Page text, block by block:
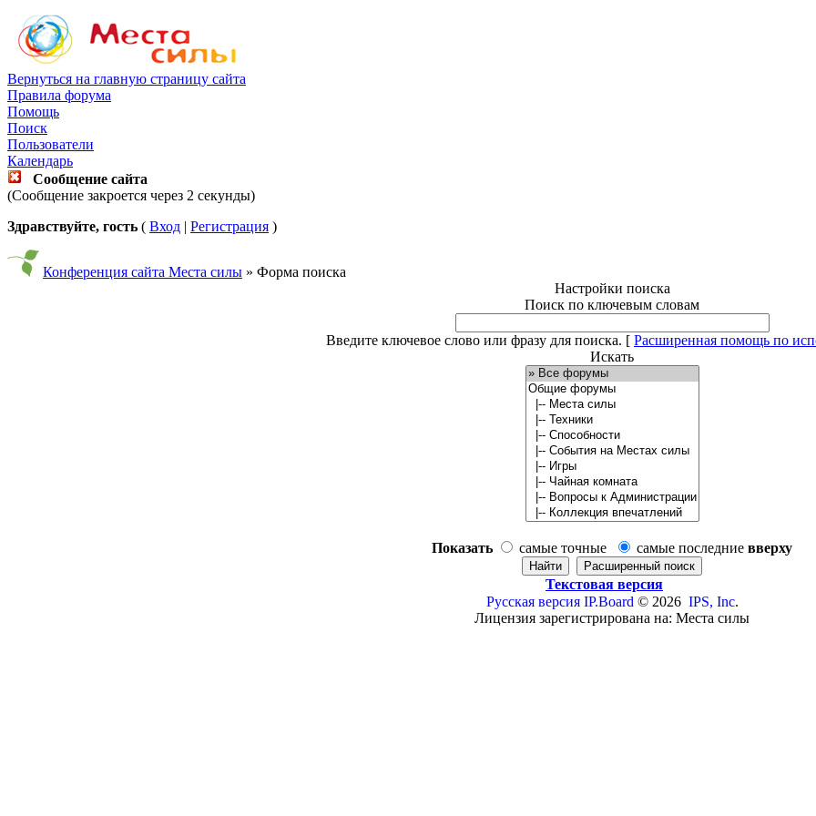
Вернуться на главную страницу сайта
Правила форума
Помощь
Поиск
Пользователи
Календарь
Сообщение сайта
(Сообщение закроется через 2 секунды)
Здравствуйте, гость ( Вход | Регистрация )
Конференция сайта Места силы » Форма поиска
Настройки поиска
Поиск по ключевым словам
Введите ключевое слово или фразу для поиска. [ Расширенная помощь по
Искать
Показать самые точные самые последние вверху
Текстовая версия
Русская версия IP.Board © 2026 IPS, Inc.
Лицензия зарегистрирована на: Места силы